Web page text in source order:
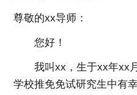
尊敬的xx导师：
您好！
我叫xx，生于xx年xx月
学校推免免试研究生中有